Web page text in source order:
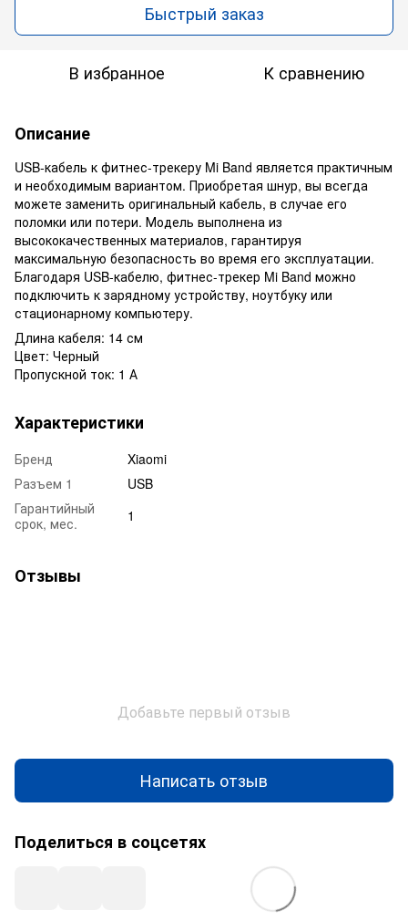
Быстрый заказ
В избранное К сравнению
Описание
USB-кабель к фитнес-трекеру Mi Band является практичным
и необходимым вариантом. Приобретая шнур, вы всегда
можете заменить оригинальный кабель, в случае его
поломки или потери. Модель выполнена из
высококачественных материалов, гарантируя
максимальную безопасность во время его эксплуатации.
Благодаря USB-кабелю, фитнес-трекер Mi Band можно
подключить к зарядному устройству, ноутбуку или
стационарному компьютеру.
Длина кабеля: 14 см
Цвет: Черный
Пропускной ток: 1 А
Характеристики
Бренд
Xiaomi
Разъем 1
USB
Гарантийный
срок, мес.
1
Отзывы
Добавьте первый отзыв
Написать отзыв
Поделиться в соцсетях